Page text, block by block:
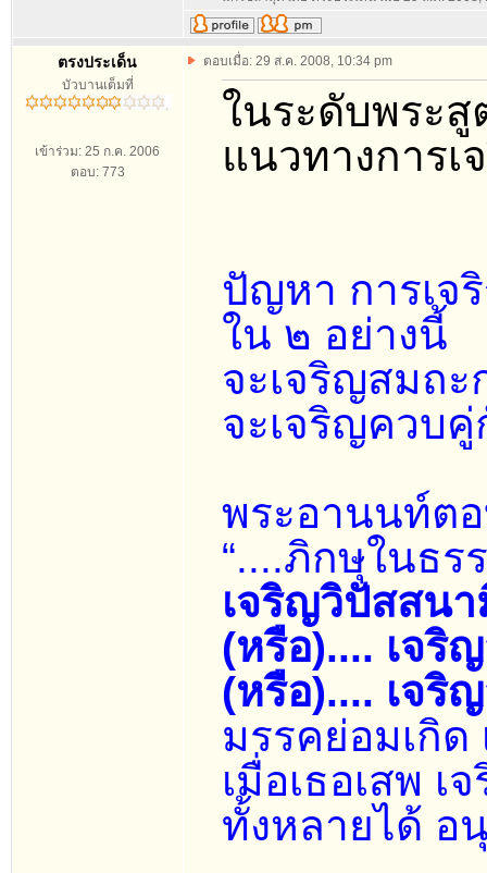
ตรงประเด็น
บัวบานเต็มที่
เข้าร่วม: 25 ก.ค. 2006
ตอบ: 773
ตอบเมื่อ: 29 ส.ค. 2008, 10:34 pm
ในระดับพระ
แนวทางการ
ปัญหา การเจ
ใน ๒ อย่างนี้
จะเจริญสมถ
จะเจริญควบ
พระอานนท์ต
“....ภิกษุในธร
เจริญวิปัสสน
(หรือ).... เจริ
(หรือ).... เจริ
มรรคย่อมเกิด
เมื่อเธอเสพ
ทั้งหลายได้ อ